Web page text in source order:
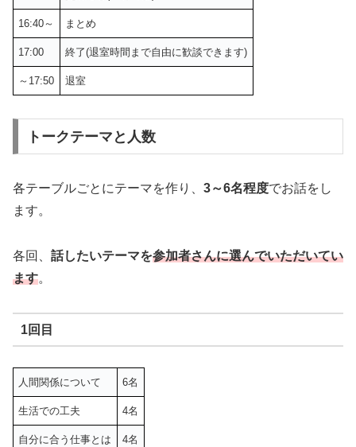
16:40～ まとめ
17:00 終了(退室時間まで自由に歓談できます)
～17:50 退室
トークテーマと人数
各テーブルごとにテーマを作り、 3～6名程度でお話をし
ます。
各回、 話したいテーマを参加者さんに選んでいただいてい
ます。
1回目
人間関係について 6名
生活での工夫 4名
自分に合う仕事とは 4名